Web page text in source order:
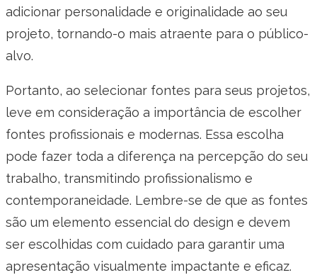
adicionar personalidade e originalidade ao seu
projeto, tornando-o mais atraente para o público-
alvo.
Portanto, ao selecionar fontes para seus projetos,
leve em consideração a importância de escolher
fontes profissionais e modernas. Essa escolha
pode fazer toda a diferença na percepção do seu
trabalho, transmitindo profissionalismo e
contemporaneidade. Lembre-se de que as fontes
são um elemento essencial do design e devem
ser escolhidas com cuidado para garantir uma
apresentação visualmente impactante e eficaz.